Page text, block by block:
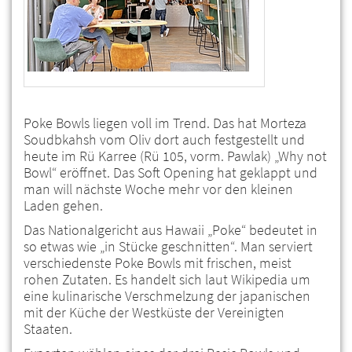
Poke Bowls liegen voll im Trend. Das hat Morteza
Soudbkahsh vom Oliv dort auch festgestellt und
heute im Rü Karree (Rü 105, vorm. Pawlak) „Why not
Bowl“ eröffnet. Das Soft Opening hat geklappt und
man will nächste Woche mehr vor den kleinen
Laden gehen.
Das Nationalgericht aus Hawaii „Poke“ bedeutet in
so etwas wie „in Stücke geschnitten“. Man serviert
verschiedenste Poke Bowls mit frischen, meist
rohen Zutaten. Es handelt sich laut Wikipedia um
eine kulinarische Verschmelzung der japanischen
mit der Küche der Westküste der Vereinigten
Staaten.